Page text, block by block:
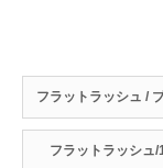
フラットラッシュ /
フラットラッシュ/